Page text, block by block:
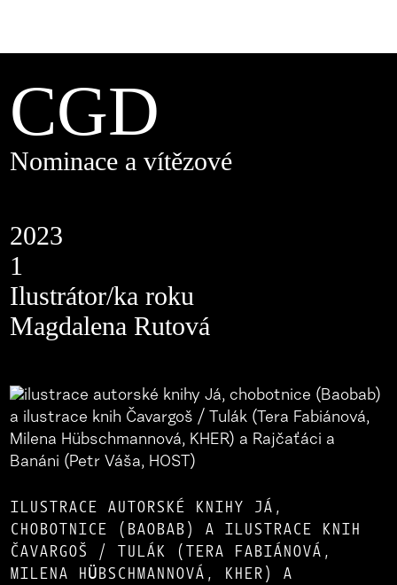
CGD
Nominace a vítězové
2023
1
Ilustrátor/ka roku
Magdalena Rutová
ILUSTRACE AUTORSKÉ KNIHY JÁ,
CHOBOTNICE (BAOBAB) A ILUSTRACE KNIH
ČAVARGOŠ / TULÁK (TERA FABIÁNOVÁ,
MILENA HÜBSCHMANNOVÁ, KHER) A